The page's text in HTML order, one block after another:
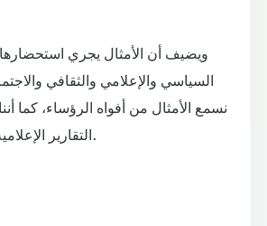
ويضيف أن الأمثال يجري
السياسي والإعلامي والثقافي
نسمع الأمثال من أفواه الرؤساء، كما
التقارير الإعلامية، وتلصق بالذاكرة.